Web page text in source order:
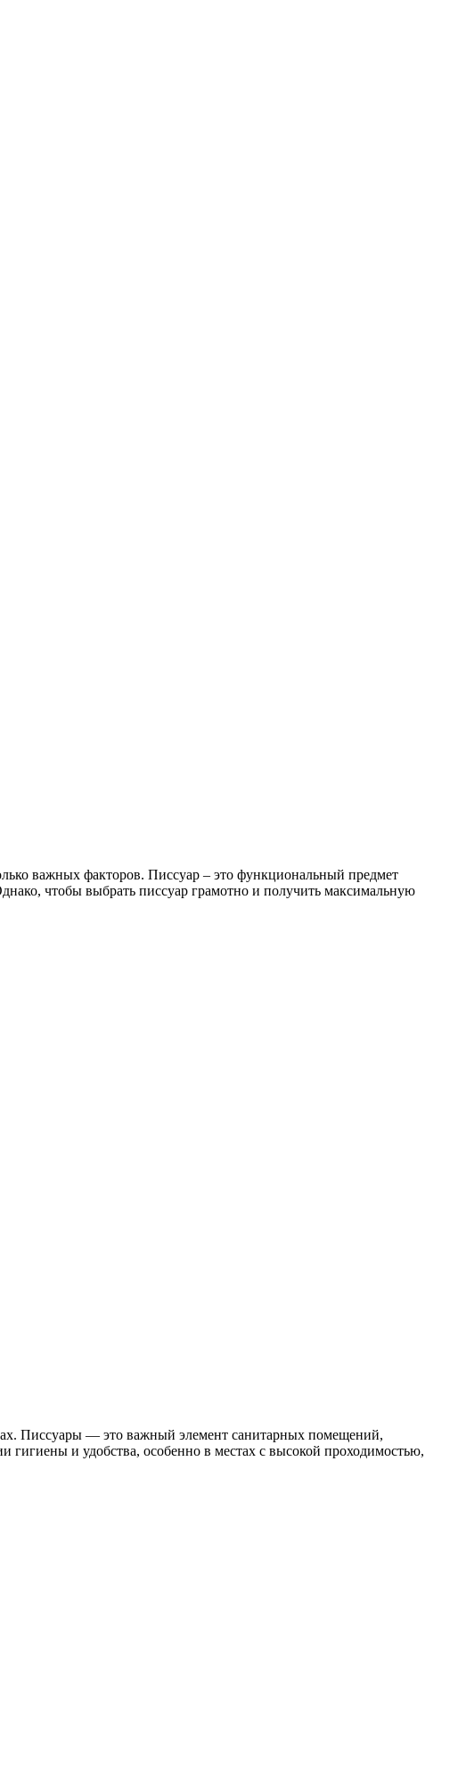
важных факторов. Писсуар – это функциональный предмет
чтобы выбрать писсуар грамотно и получить максимальную
Писсуары — это важный элемент санитарных помещений,
гигиены и удобства, особенно в местах с высокой проходимостью,